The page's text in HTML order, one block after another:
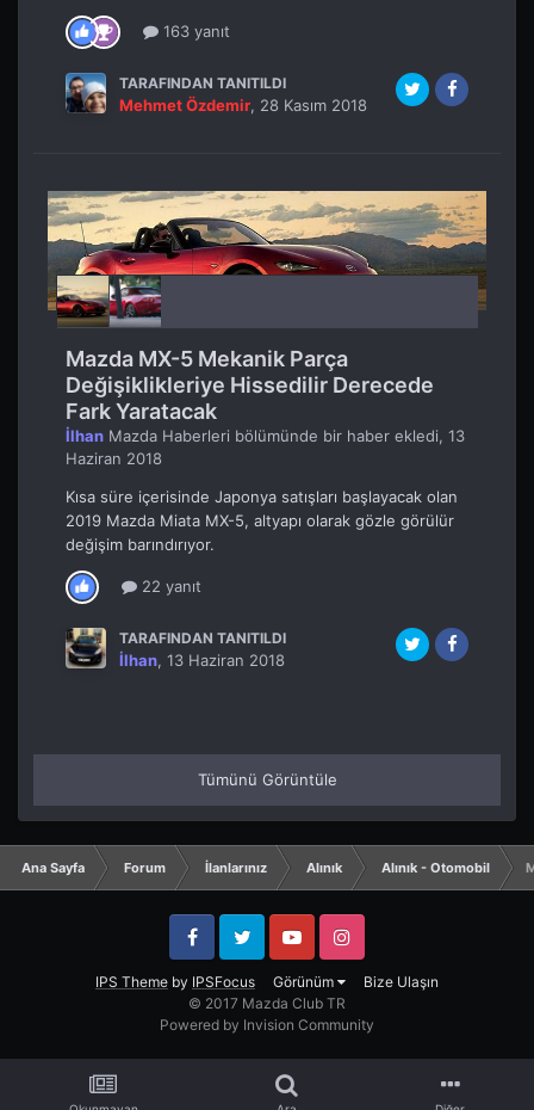
163 yanıt
TARAFINDAN TANITILDI
Mehmet Özdemir, 28 Kasım 2018
Mazda MX-5 Mekanik Parça
Değişiklikleriye Hissedilir Derecede
Fark Yaratacak
İlhan Mazda Haberleri bölümünde bir haber ekledi, 13
Haziran 2018
Kısa süre içerisinde Japonya satışları başlayacak olan
2019 Mazda Miata MX-5, altyapı olarak gözle görülür
değişim barındırıyor.
22 yanıt
TARAFINDAN TANITILDI
İlhan, 13 Haziran 2018
Tümünü Görüntüle
Ana Sayfa Forum İlanlarınız Alınık Alınık - Otomobil
IPS Theme by IPSFocus Görünüm Bize Ulaşın
FacebookTwitter YouTube Instagram
© 2017 Mazda Club TR
Powered by Invision Community